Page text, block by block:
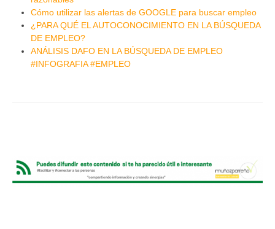
Cómo utilizar las alertas de GOOGLE para buscar empleo
¿PARA QUÉ EL AUTOCONOCIMIENTO EN LA BÚSQUEDA
DE EMPLEO?
ANÁLISIS DAFO EN LA BÚSQUEDA DE EMPLEO
#INFOGRAFIA #EMPLEO